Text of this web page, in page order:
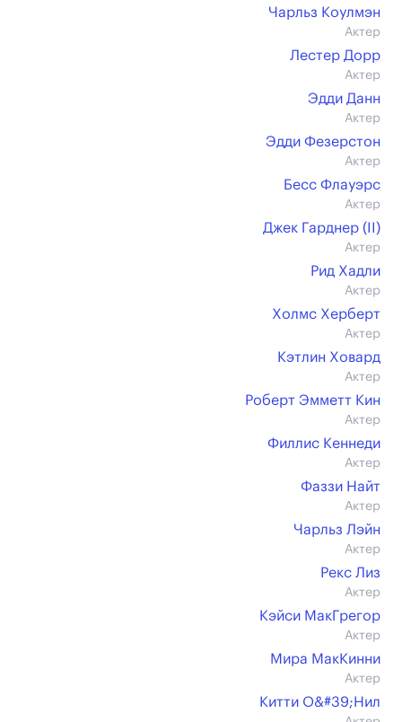
Чарльз Коулмэн
Актер
Лестер Дорр
Актер
Эдди Данн
Актер
Эдди Фезерстон
Актер
Бесс Флауэрс
Актер
Джек Гарднер (II)
Актер
Рид Хадли
Актер
Холмс Херберт
Актер
Кэтлин Ховард
Актер
Роберт Эмметт Кин
Актер
Филлис Кеннеди
Актер
Фаззи Найт
Актер
Чарльз Лэйн
Актер
Рекс Лиз
Актер
Кэйси МакГрегор
Актер
Мира МакКинни
Актер
Китти О&#39;Нил